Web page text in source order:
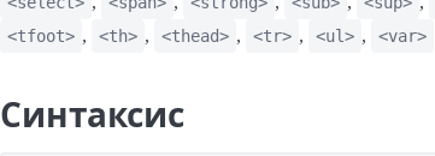
<tfoot> , <th> , <thead> , <tr> , <ul> , <var>
Синтаксис